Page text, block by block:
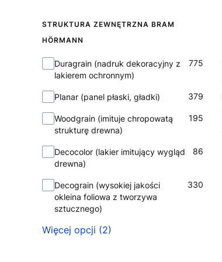
STRUKTURA ZEWNĘTRZNA BRAM
HÖRMANN
Struktura zewnętrzna bram Hörmann
Duragrain (nadruk dekoracyjny z
lakierem ochronnym)
775
Planar (panel płaski, gładki) 379
Woodgrain (imituje chropowatą
strukturę drewna)
195
Decocolor (lakier imitujący wygląd
drewna)
86
Decograin (wysokiej jakości
okleina foliowa z tworzywa
sztucznego)
330
Więcej opcji (2)